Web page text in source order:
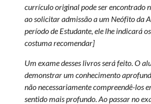
currículo original pode ser encontrado
ao solicitar admissão a um Neófito da
período de Estudante, ele lhe indicará
costuma recomendar]
Um exame desses livros será feito. O
demonstrar um conhecimento
não necessariamente compreendê-los
sentido mais profundo. Ao passar no